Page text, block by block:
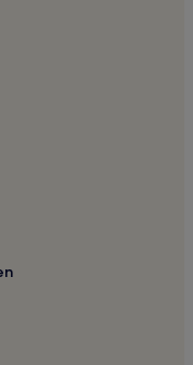
Via del Tritone